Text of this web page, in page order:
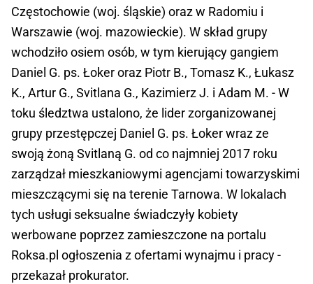
Częstochowie (woj. śląskie) oraz w Radomiu i
Warszawie (woj. mazowieckie). W skład grupy
wchodziło osiem osób, w tym kierujący gangiem
Daniel G. ps. Łoker oraz Piotr B., Tomasz K., Łukasz
K., Artur G., Svitlana G., Kazimierz J. i Adam M. - W
toku śledztwa ustalono, że lider zorganizowanej
grupy przestępczej Daniel G. ps. Łoker wraz ze
swoją żoną Svitlaną G. od co najmniej 2017 roku
zarządzał mieszkaniowymi agencjami towarzyskimi
mieszczącymi się na terenie Tarnowa. W lokalach
tych usługi seksualne świadczyły kobiety
werbowane poprzez zamieszczone na portalu
Roksa.pl ogłoszenia z ofertami wynajmu i pracy -
przekazał prokurator.